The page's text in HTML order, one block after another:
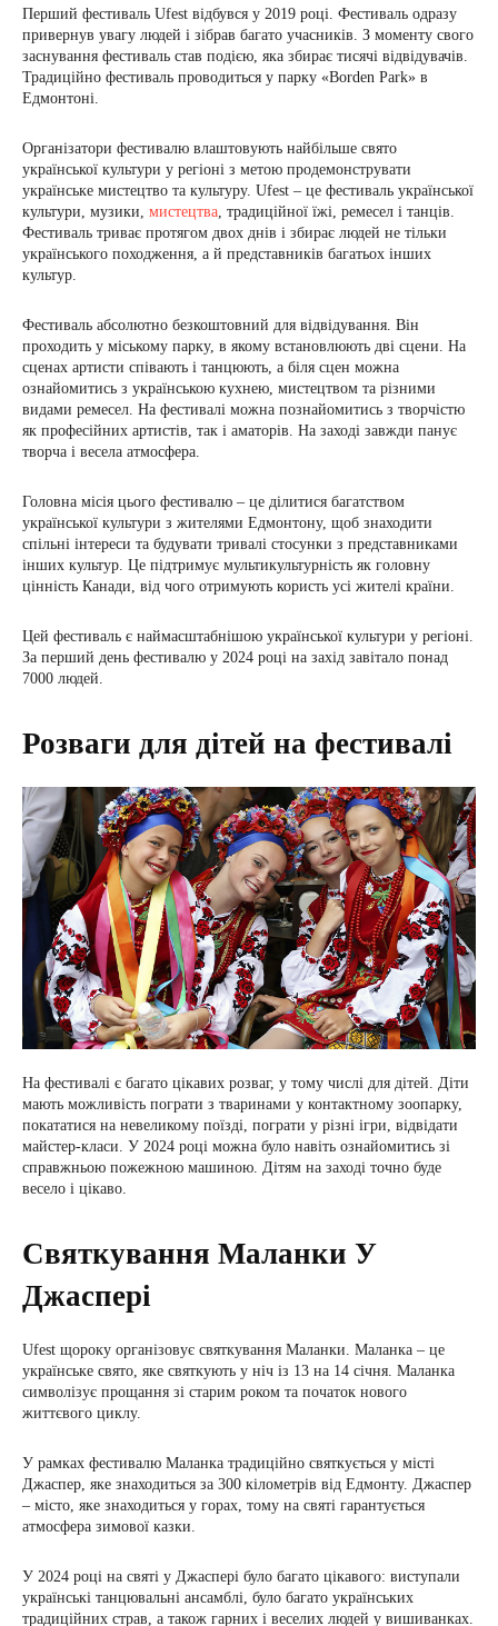
Перший фестиваль Ufest відбувся у 2019 році. Фестиваль одразу
привернув увагу людей і зібрав багато учасників. З моменту свого
заснування фестиваль став подією, яка збирає тисячі відвідувачів.
Традиційно фестиваль проводиться у парку «Borden Park» в
Едмонтоні.
Організатори фестивалю влаштовують найбільше свято
української культури у регіоні з метою продемонструвати
українське мистецтво та культуру. Ufest – це фестиваль української
культури, музики, мистецтва, традиційної їжі, ремесел і танців.
Фестиваль триває протягом двох днів і збирає людей не тільки
українського походження, а й представників багатьох інших
культур.
Фестиваль абсолютно безкоштовний для відвідування. Він
проходить у міському парку, в якому встановлюють дві сцени. На
сценах артисти співають і танцюють, а біля сцен можна
ознайомитись з українською кухнею, мистецтвом та різними
видами ремесел. На фестивалі можна познайомитись з творчістю
як професійних артистів, так і аматорів. На заході завжди панує
творча і весела атмосфера.
Головна місія цього фестивалю – це ділитися багатством
української культури з жителями Едмонтону, щоб знаходити
спільні інтереси та будувати тривалі стосунки з представниками
інших культур. Це підтримує мультикультурність як головну
цінність Канади, від чого отримують користь усі жителі країни.
Цей фестиваль є наймасштабнішою української культури у регіоні.
За перший день фестивалю у 2024 році на захід завітало понад
7000 людей.
Розваги для дітей на фестивалі
На фестивалі є багато цікавих розваг, у тому числі для дітей. Діти
мають можливість пограти з тваринами у контактному зоопарку,
покататися на невеликому поїзді, пограти у різні ігри, відвідати
майстер-класи. У 2024 році можна було навіть ознайомитись зі
справжньою пожежною машиною. Дітям на заході точно буде
весело і цікаво.
Святкування Маланки У
Джаспері
Ufest щороку організовує святкування Маланки. Маланка – це
українське свято, яке святкують у ніч із 13 на 14 січня. Маланка
символізує прощання зі старим роком та початок нового
життєвого циклу.
У рамках фестивалю Маланка традиційно святкується у місті
Джаспер, яке знаходиться за 300 кілометрів від Едмонту. Джаспер
– місто, яке знаходиться у горах, тому на святі гарантується
атмосфера зимової казки.
У 2024 році на святі у Джаспері було багато цікавого: виступали
українські танцювальні ансамблі, було багато українських
традиційних страв, а також гарних і веселих людей у вишиванках.